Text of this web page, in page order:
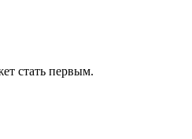
стать первым.